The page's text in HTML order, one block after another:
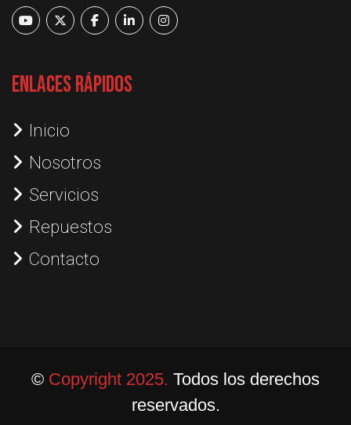
Enlaces Rápidos
Inicio
Nosotros
Servicios
Repuestos
Contacto
© Copyright 2025. Todos los derechos
reservados.